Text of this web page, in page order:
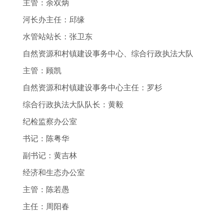
主管：余双炳
河长办主任：邱缘
水管站站长：张卫东
自然资源和村镇建设事务中心、综合行政执法大队
主管：顾凯
自然资源和村镇建设事务中心主任：罗杉
综合行政执法大队队长：黄毅
纪检监察办公室
书记：陈粤华
副书记：黄吉林
经济和生态办公室
主管：陈若愚
主任：周阳春